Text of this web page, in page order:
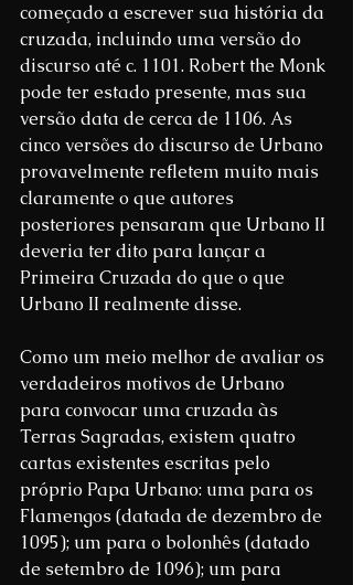
começado a escrever sua história da
cruzada, incluindo uma versão do
discurso até c. 1101. Robert the Monk
pode ter estado presente, mas sua
versão data de cerca de 1106. As
cinco versões do discurso de Urbano
provavelmente refletem muito mais
claramente o que autores
posteriores pensaram que Urbano II
deveria ter dito para lançar a
Primeira Cruzada do que o que
Urbano II realmente disse.
Como um meio melhor de avaliar os
verdadeiros motivos de Urbano
para convocar uma cruzada às
Terras Sagradas, existem quatro
cartas existentes escritas pelo
próprio Papa Urbano: uma para os
Flamengos (datada de dezembro de
1095); um para o bolonhês (datado
de setembro de 1096); um para